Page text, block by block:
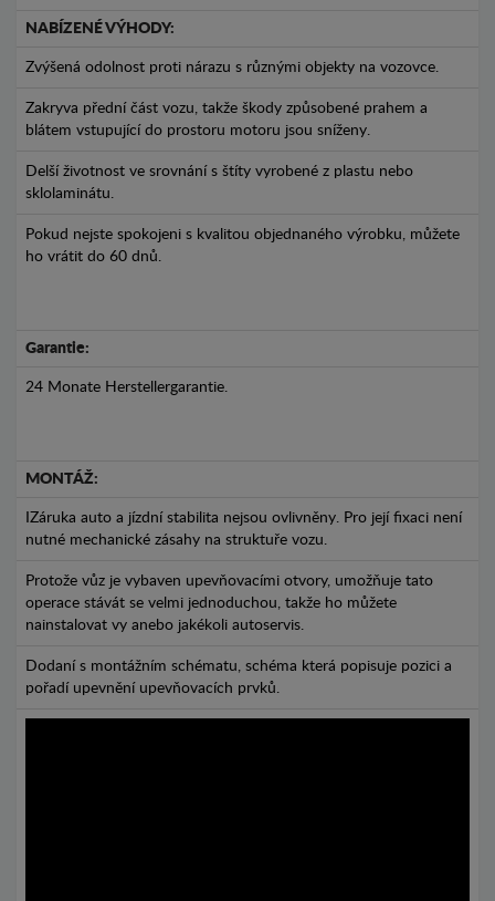
NABÍZENÉ VÝHODY:
Zvýšená odolnost proti nárazu s různými objekty na vozovce.
Zakryva přední část vozu, takže škody způsobené prahem a
blátem vstupující do prostoru motoru jsou sníženy.
Delší životnost ve srovnání s štíty vyrobené z plastu nebo
sklolaminátu.
Pokud nejste spokojeni s kvalitou objednaného výrobku, můžete
ho vrátit do 60 dnů.
Garantie:
24 Monate Herstellergarantie.
MONTÁŽ:
IZáruka auto a jízdní stabilita nejsou ovlivněny. Pro její fixaci není
nutné mechanické zásahy na struktuře vozu.
Protože vůz je vybaven upevňovacími otvory, umožňuje tato
operace stávát se velmi jednoduchou, takže ho můžete
nainstalovat vy anebo jakékoli autoservis.
Dodaní s montážním schématu, schéma která popisuje pozici a
pořadí upevnění upevňovacích prvků.